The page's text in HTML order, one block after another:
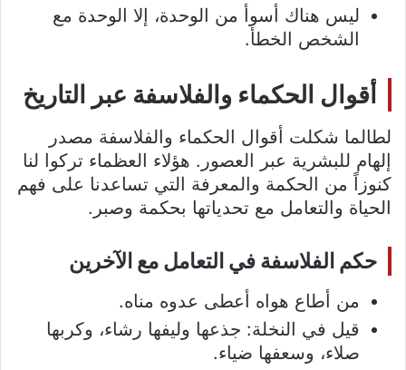
ليس هناك أسوأ من الوحدة، إلا الوحدة مع
الشخص الخطأ.
أقوال الحكماء والفلاسفة عبر التاريخ
لطالما شكلت أقوال الحكماء والفلاسفة مصدر
إلهام للبشرية عبر العصور. هؤلاء العظماء تركوا لنا
كنوزاً من الحكمة والمعرفة التي تساعدنا على فهم
الحياة والتعامل مع تحدياتها بحكمة وصبر.
حكم الفلاسفة في التعامل مع الآخرين
من أطاع هواه أعطى عدوه مناه.
قيل في النخلة: جذعها وليفها رشاء، وكربها
صلاء، وسعفها ضياء.